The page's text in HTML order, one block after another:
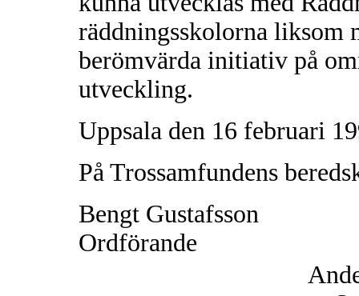
räddningsskolorna liksom
berömvärda initiativ på
utveckling.
Uppsala den 16 februari
På Trossamfundens
Bengt Gustafsson
Ordförande